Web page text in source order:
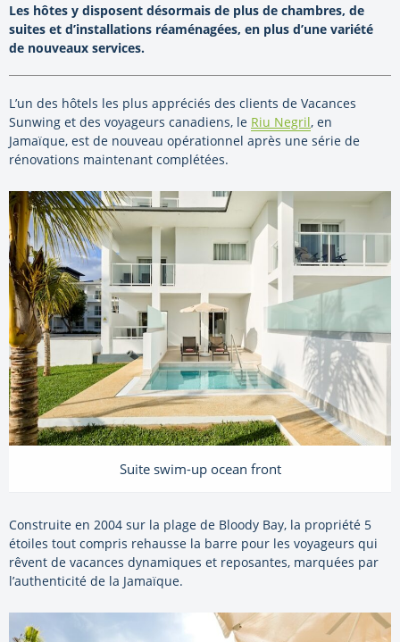
Les hôtes y disposent désormais de plus de chambres, de
suites et d’installations réaménagées, en plus d’une variété
de nouveaux services.
L’un des hôtels les plus appréciés des clients de Vacances
Sunwing et des voyageurs canadiens, le Riu Negril, en
Jamaïque, est de nouveau opérationnel après une série de
rénovations maintenant complétées.
Suite swim-up ocean front
Construite en 2004 sur la plage de Bloody Bay, la propriété 5
étoiles tout compris rehausse la barre pour les voyageurs qui
rêvent de vacances dynamiques et reposantes, marquées par
l’authenticité de la Jamaïque.